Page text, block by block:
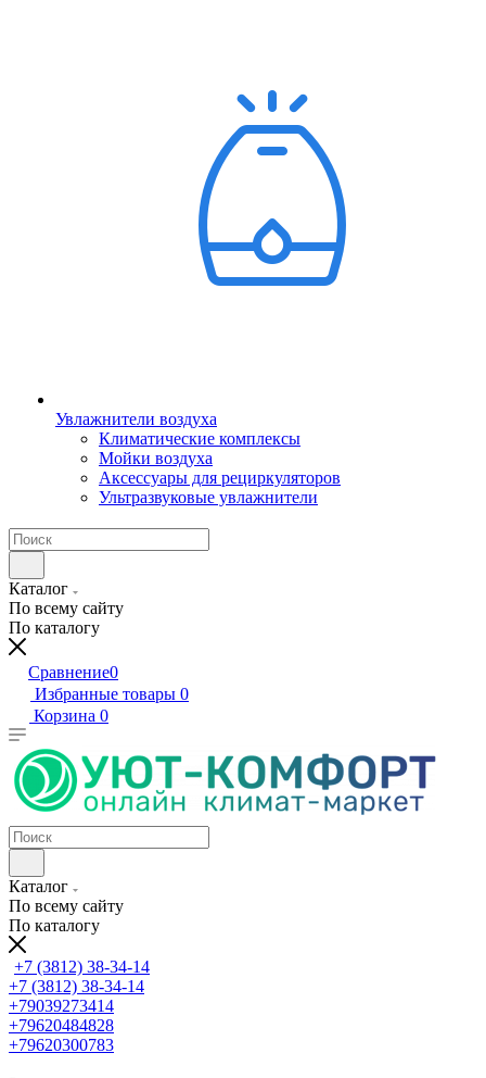
Увлажнители воздуха
Климатические комплексы
Мойки воздуха
Аксессуары для рециркуляторов
Ультразвуковые увлажнители
Каталог
По всему сайту
По каталогу
Сравнение0
Избранные товары 0
Корзина 0
Каталог
По всему сайту
По каталогу
+7 (3812) 38-34-14
+7 (3812) 38-34-14
+79039273414
+79620484828
+79620300783